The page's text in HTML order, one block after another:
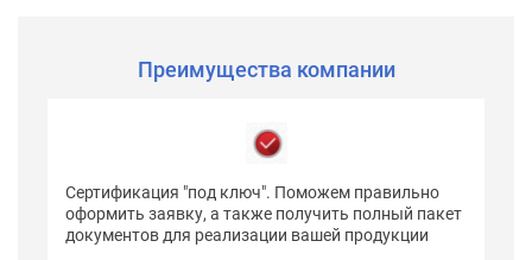
Преимущества компании
Сертификация "под ключ". Поможем правильно
оформить заявку, а также получить полный пакет
документов для реализации вашей продукции